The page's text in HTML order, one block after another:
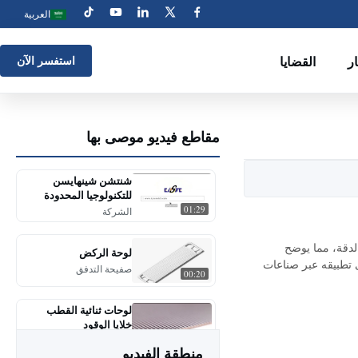
العربية
القضايا استفسر الآن
مما يوضح
تطبيقه عبر صناعات
مقاطع فيديو موصى بها
01:29
شنتشن شينهايسن
للتكنولوجيا المحدودة
الشركة
00:20
لوحة الركض
صفيحة التدفق
لوحات ثنائية القطب
خلايا الوقود
منطقة الفيديو